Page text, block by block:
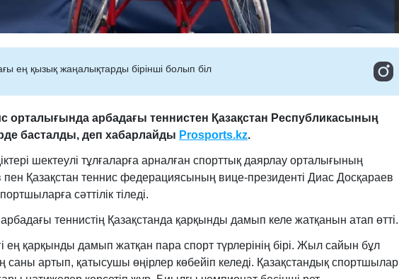
ең қызық жаңалықтарды бірінші болып біл
орталығында арбадағы теннистен Қазақстан Республикасының
басталды, деп хабарлайды Prosports.kz.
шектеулі тұлғаларға арналған спорттық даярлау орталығының
пен Қазақстан теннис федерациясының вице-президенті Диас Досқараев
сәттілік тіледі.
теннистің Қазақстанда қарқынды дамып келе жатқанын атап өтті.
ең қарқынды дамып жатқан пара спорт түрлерінің бірі. Жыл сайын бұл
артып, қатысушы өңірлер көбейіп келеді. Қазақстандық спортшылар